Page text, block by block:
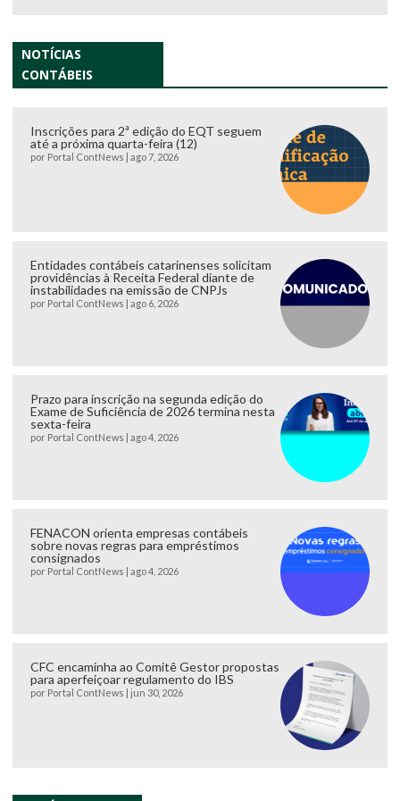
NOTÍCIAS
CONTÁBEIS
Inscrições para 2ª edição do EQT seguem
até a próxima quarta-feira (12)
por Portal ContNews ago 7, 2026
Entidades contábeis catarinenses solicitam
providências à Receita Federal diante de
instabilidades na emissão de CNPJs
por Portal ContNews ago 6, 2026
Prazo para inscrição na segunda edição do
Exame de Suficiência de 2026 termina nesta
sexta-feira
por Portal ContNews ago 4, 2026
FENACON orienta empresas contábeis
sobre novas regras para empréstimos
consignados
por Portal ContNews ago 4, 2026
CFC encaminha ao Comitê Gestor propostas
para aperfeiçoar regulamento do IBS
por Portal ContNews jun 30, 2026